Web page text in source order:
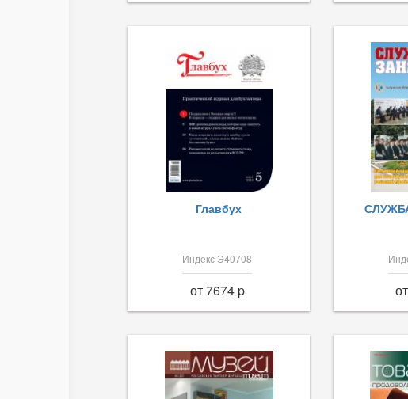
Главбух
Индекс Э40708
от 7674 p